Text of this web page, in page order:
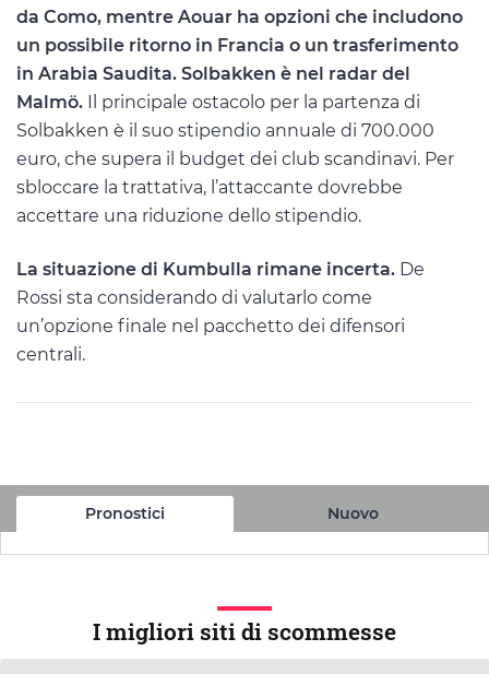
da Como, mentre Aouar ha opzioni che includono
un possibile ritorno in Francia o un trasferimento
in Arabia Saudita. Solbakken è nel radar del
Malmö. Il principale ostacolo per la partenza di
Solbakken è il suo stipendio annuale di 700.000
euro, che supera il budget dei club scandinavi. Per
sbloccare la trattativa, l’attaccante dovrebbe
accettare una riduzione dello stipendio.
La situazione di Kumbulla rimane incerta. De
Rossi sta considerando di valutarlo come
un’opzione finale nel pacchetto dei difensori
centrali.
Pronostici Nuovo
I migliori siti di scommesse